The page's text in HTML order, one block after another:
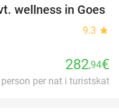
wellness in Goes
9.3 star
282,94€
per nat i turistskat